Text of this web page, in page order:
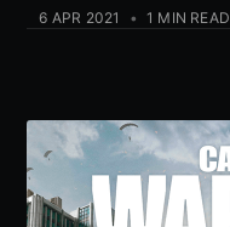
6 APR 2021 • 1 MIN READ